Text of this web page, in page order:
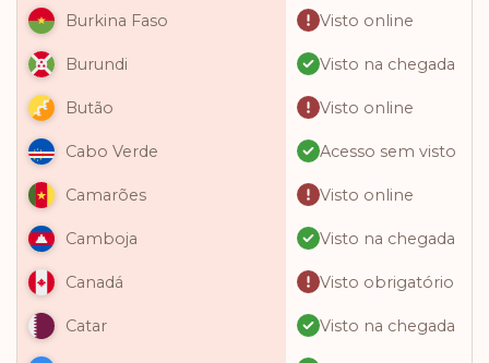
Burkina Faso Visto online
Burundi Visto na chegada
Butão Visto online
Cabo Verde Acesso sem visto
Camarões Visto online
Camboja Visto na chegada
Canadá Visto obrigatório
Catar Visto na chegada